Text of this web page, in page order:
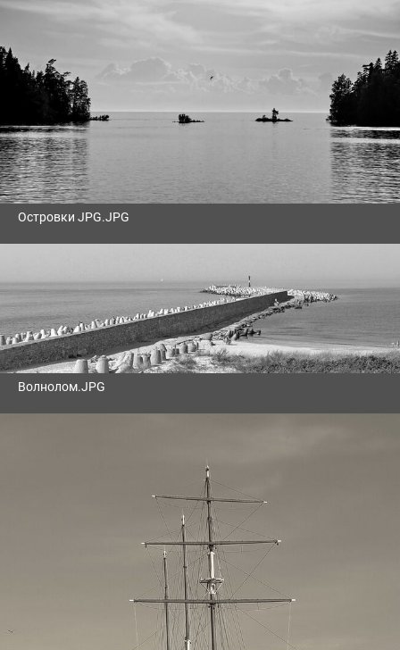
Островки JPG.JPG
Волнолом.JPG